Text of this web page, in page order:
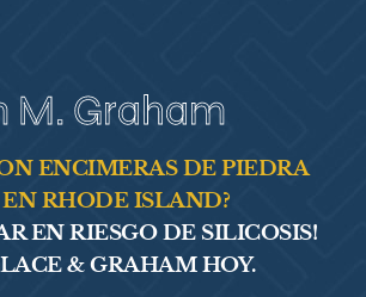
M. Graham
ENCIMERAS DE PIEDRA
RHODE ISLAND?
EN RIESGO DE SILICOSIS!
& GRAHAM HOY.